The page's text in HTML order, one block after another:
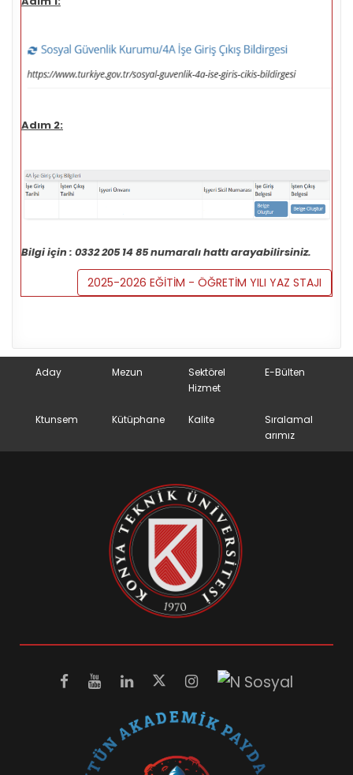
Adım 2:
Bilgi için : 0332 205 14 85 numaralı hattı arayabilirsiniz.
2025-2026 EĞİTİM - ÖĞRETİM YILI YAZ STAJI
Aday Mezun
Sektörel
Hizmet
E-Bülten
Ktunsem Kütüphane Kalite
Sıralamal
arımız